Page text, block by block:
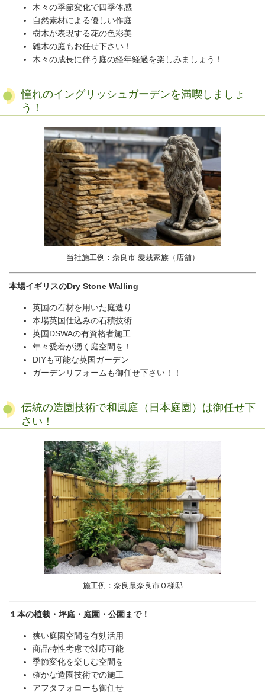
木々の季節変化で四季体感
自然素材による優しい作庭
樹木が表現する花の色彩美
雑木の庭もお任せ下さい！
木々の成長に伴う庭の経年経過を楽しみましょう！
憧れのイングリッシュガーデンを満喫しましょ
う！
当社施工例：奈良市 愛栽家族（店舗）
本場イギリスのDry Stone Walling
英国の石材を用いた庭造り
本場英国仕込みの石積技術
英国DSWAの有資格者施工
年々愛着が湧く庭空間を！
DIYも可能な英国ガーデン
ガーデンリフォームも御任せ下さい！！
伝統の造園技術で和風庭（日本庭園）は御任せ下
さい！
施工例：奈良県奈良市Ｏ様邸
１本の植栽・坪庭・庭園・公園まで！
狭い庭園空間を有効活用
商品特性考慮で対応可能
季節変化を楽しむ空間を
確かな造園技術での施工
アフタフォローも御任せ